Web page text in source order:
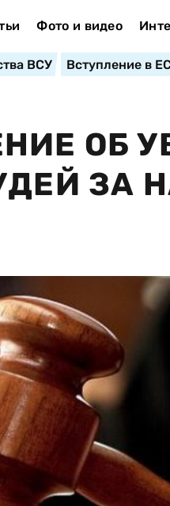
Фото и видео
ВСУ Вступление в
ОБ
ЗА